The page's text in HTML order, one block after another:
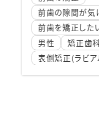
ル矯正)